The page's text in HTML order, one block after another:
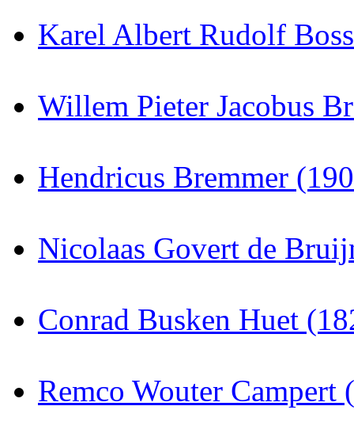
Karel Albert Rudolf
Willem Pieter Jacobus
Hendricus Bremmer
Nicolaas Govert de
Conrad Busken Huet
Remco Wouter Campert